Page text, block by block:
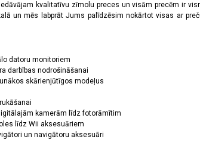
kvalitatīvu zīmolu preces un visām precēm ir
un mēs labprāt Jums palīdzēsim nokārtot visas ar
datoru monitoriem
darbības nodrošināšanai
skārienjūtīgos modeļus
kamerām līdz fotorāmītim
līdz Wii aksesuāriem
un navigātoru aksesuāri